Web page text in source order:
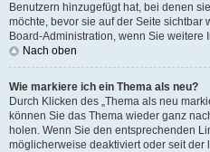
Benutzern hinzugefügt hat, bei denen
möchte, bevor sie auf der Seite sichtbar
Board-Administration, wenn Sie weitere
Nach oben
Wie markiere ich ein Thema als neu?
Durch Klicken des „Thema als neu
können Sie das Thema wieder ganz
holen. Wenn Sie den entsprechenden
möglicherweise deaktiviert oder seit der